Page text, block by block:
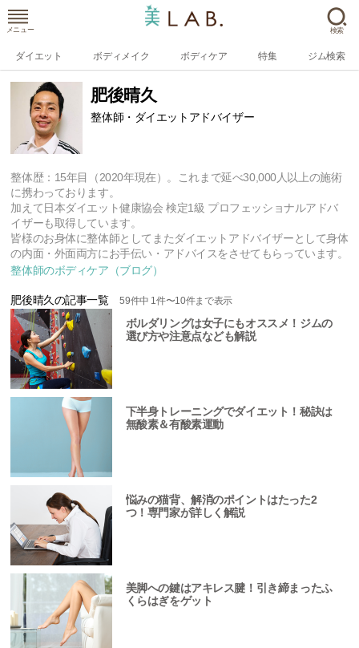
メニュー 検索
ダイエット ボディメイク ボディケア 特集 ジム検索
肥後晴久
整体師・ダイエットアドバイザー
整体歴：15年目（2020年現在）。これまで延べ30,000人以上の施術
に携わっております。
加えて日本ダイエット健康協会 検定1級 プロフェッショナルアドバ
イザーも取得しています。
皆様のお身体に整体師としてまたダイエットアドバイザーとして身体
の内面・外面両方にお手伝い・アドバイスをさせてもらっています。
整体師のボディケア（ブログ）
肥後晴久の記事一覧 59件中 1件〜10件まで表示
ボルダリングは女子にもオススメ！ジムの
選び方や注意点なども解説
下半身トレーニングでダイエット！秘訣は
無酸素＆有酸素運動
悩みの猫背、解消のポイントはたった2
つ！専門家が詳しく解説
美脚への鍵はアキレス腱！引き締まったふ
くらはぎをゲット